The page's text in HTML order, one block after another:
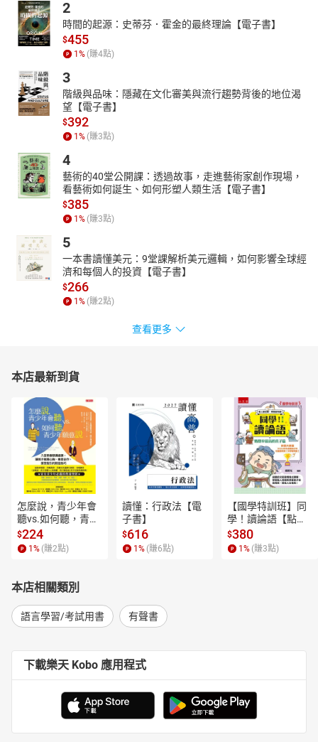
2
時間的起源：史蒂芬．霍金的最終理論【電子書】
$455
1% (賺4點)
3
階級與品味：隱藏在文化審美與流行趨勢背後的地位渴
望【電子書】
$392
1% (賺3點)
4
藝術的40堂公開課：透過故事，走進藝術家創作現場，
看藝術如何誕生、如何形塑人類生活【電子書】
$385
1% (賺3點)
5
一本書讀懂美元：9堂課解析美元邏輯，如何影響全球經
濟和每個人的投資【電子書】
$266
1% (賺2點)
查看更多
本店最新到貨
怎麼說，青少年會
聽vs.如何聽，青少
年願意說【電子
書】
$224
1 % (賺2點)
讀懂：行政法【電
子書】
$616
1 % (賺6點)
【國學特訓班】同
學！讀論語【點閱
率最高的孔子篇】
逗趣的文配圖情境
式講解，學習聖人
$380
1 % (賺3點)
本店相關類別
語言學習/考試用書 有聲書
下載樂天 Kobo 應用程式